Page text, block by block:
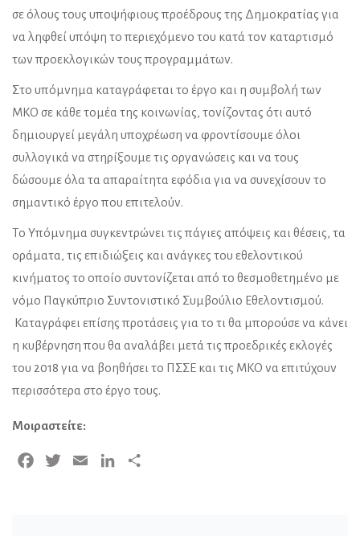
σε όλους τους υποψήφιους προέδρους της Δημοκρατίας για
να ληφθεί υπόψη το περιεχόμενο του κατά τον καταρτισμό
των προεκλογικών τους προγραμμάτων.
Στο υπόμνημα καταγράφεται το έργο και η συμβολή των
ΜΚΟ σε κάθε τομέα της κοινωνίας, τονίζοντας ότι αυτό
δημιουργεί μεγάλη υποχρέωση να φροντίσουμε όλοι
συλλογικά να στηρίξουμε τις οργανώσεις και να τους
δώσουμε όλα τα απαραίτητα εφόδια για να συνεχίσουν το
σημαντικό έργο που επιτελούν.
Το Υπόμνημα συγκεντρώνει τις πάγιες απόψεις και θέσεις, τα
οράματα, τις επιδιώξεις και ανάγκες του εθελοντικού
κινήματος το οποίο συντονίζεται από το θεσμοθετημένο με
νόμο Παγκύπριο Συντονιστικό Συμβούλιο Εθελοντισμού.
Καταγράφει επίσης προτάσεις για το τι θα μπορούσε να κάνει
η κυβέρνηση που θα αναλάβει μετά τις προεδρικές εκλογές
του 2018 για να βοηθήσει το ΠΣΣΕ και τις ΜΚΟ να επιτύχουν
περισσότερα στο έργο τους.
Μοιραστείτε:
Facebook
Twitter Email LinkedIn